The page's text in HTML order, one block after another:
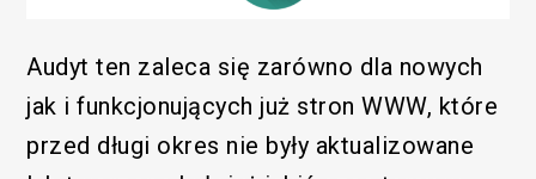
Audyt ten zaleca się zarówno dla nowych
jak i funkcjonujących już stron WWW, które
przed długi okres nie były aktualizowane